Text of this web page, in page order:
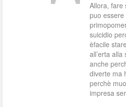
Allora, fare
puo
suicidio
èfacile
all’erta
anche
diverte ma
perchè
impresa